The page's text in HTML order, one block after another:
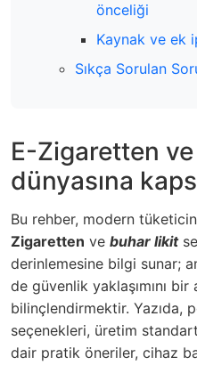
önceliği
Kaynak ve ek
Sıkça Sorulan
E-Zigaretten
dünyasına
Bu rehber, modern
Zigaretten ve buhar likit
derinlemesine bilgi sunar;
de güvenlik yaklaşımını
bilinçlendirmektir. Yazıda,
seçenekleri, üretim
dair pratik öneriler, cihaz